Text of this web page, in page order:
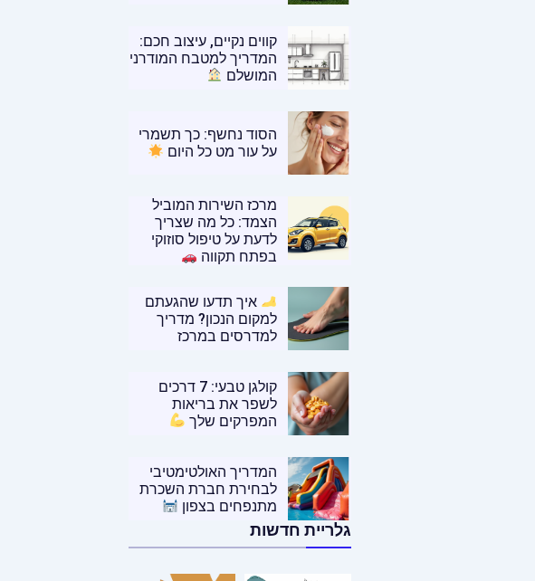
קווים נקיים, עיצוב חכם:
המדריך למטבח המודרני
המושלם
הסוד נחשף: כך תשמרי
על עור מט כל היום
מרכז השירות המוביל
הצמד: כל מה שצריך
לדעת על טיפול סוזוקי
בפתח תקווה
איך תדעו שהגעתם
למקום הנכון? מדריך
למדרסים במרכז
קולגן טבעי: 7 דרכים
לשפר את בריאות
המפרקים שלך
המדריך האולטימטיבי
לבחירת חברת השכרת
מתנפחים בצפון
גלריית חדשות